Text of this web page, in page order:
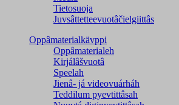
Tietosuoja
Juvsâttetteevuotâčielgiittâs
Oppâmaterialkävppi
Oppâmaterialeh
Kirjálâšvuotâ
Speelah
Jienâ- já videovuárháh
Teddilum pyevtittâsah